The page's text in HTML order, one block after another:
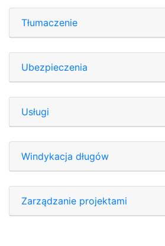
Tłumaczenie
Ubezpieczenia
Usługi
Windykacja długów
Zarządzanie projektami